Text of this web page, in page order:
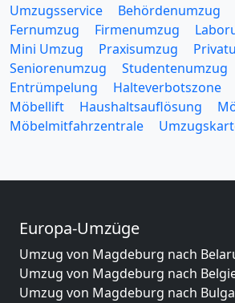
Umzugsservice Behördenumzug
Fernumzug
Firmenumzug
Mini Umzug
Praxisumzug
Seniorenumzug
Studentenumzug
Entrümpelung
Halteverbotszone
Möbellift
Haushaltsauflösung
Möbelmitfahrzentrale
Europa-Umzüge
Umzug von Magdeburg nach
Umzug von Magdeburg nach
Umzug von Magdeburg nach